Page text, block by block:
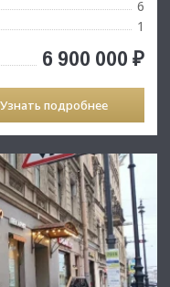
6
1
6 900 000 ₽
Узнать подробнее